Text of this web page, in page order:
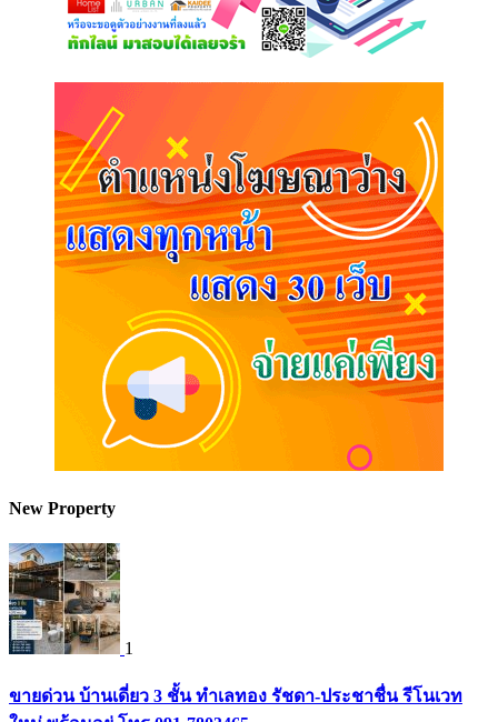
New Property
1
ขายด่วน บ้านเดี่ยว 3 ชั้น ทำเลทอง รัชดา-ประชาชื่น รีโนเวท